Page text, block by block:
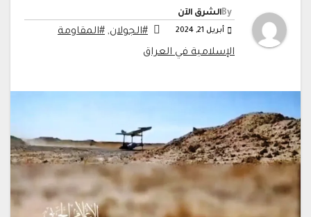
Byالشرق الآن
أبريل 21, 2024 #الجولان, #المقاومة
الإسلامية في العراق